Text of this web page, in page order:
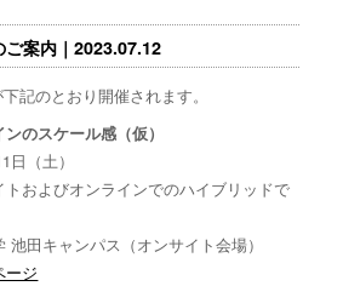
案内｜2023.07.12
記のとおり開催されます。
のスケール感（仮）
日（土）
およびオンラインでのハイブリッドで
池田キャンパス（オンサイト会場）
ージ